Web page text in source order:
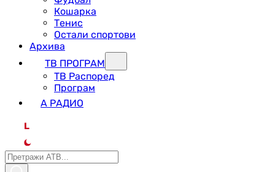
Кошарка
Тенис
Остали спортови
Архива
ТВ ПРОГРАМ
ТВ Распоред
Програм
А РАДИО
L